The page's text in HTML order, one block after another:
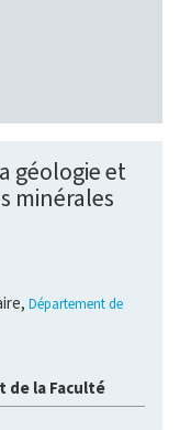
géologie et
minérales
Département de
de la Faculté